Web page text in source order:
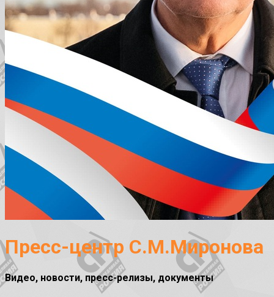
Пресс-центр С.М.Миронова
Видео, новости, пресс-релизы, документы